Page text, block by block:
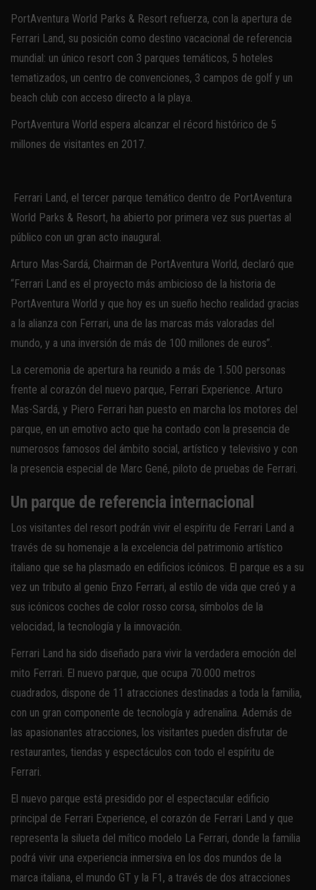
PortAventura World Parks & Resort refuerza, con la apertura de
Ferrari Land, su posición como destino vacacional de referencia
mundial: un único resort con 3 parques temáticos, 5 hoteles
tematizados, un centro de convenciones, 3 campos de golf y un
beach club con acceso directo a la playa.
PortAventura World espera alcanzar el récord histórico de 5
millones de visitantes en 2017.
Ferrari Land, el tercer parque temático dentro de PortAventura
World Parks & Resort, ha abierto por primera vez sus puertas al
público con un gran acto inaugural.
Arturo Mas-Sardá, Chairman de PortAventura World, declaró que
“Ferrari Land es el proyecto más ambicioso de la historia de
PortAventura World y que hoy es un sueño hecho realidad gracias
a la alianza con Ferrari, una de las marcas más valoradas del
mundo, y a una inversión de más de 100 millones de euros”.
La ceremonia de apertura ha reunido a más de 1.500 personas
frente al corazón del nuevo parque, Ferrari Experience. Arturo
Mas-Sardá, y Piero Ferrari han puesto en marcha los motores del
parque, en un emotivo acto que ha contado con la presencia de
numerosos famosos del ámbito social, artístico y televisivo y con
la presencia especial de Marc Gené, piloto de pruebas de Ferrari.
Un parque de referencia internacional
Los visitantes del resort podrán vivir el espíritu de Ferrari Land a
través de su homenaje a la excelencia del patrimonio artístico
italiano que se ha plasmado en edificios icónicos. El parque es a su
vez un tributo al genio Enzo Ferrari, al estilo de vida que creó y a
sus icónicos coches de color rosso corsa, símbolos de la
velocidad, la tecnología y la innovación.
Ferrari Land ha sido diseñado para vivir la verdadera emoción del
mito Ferrari. El nuevo parque, que ocupa 70.000 metros
cuadrados, dispone de 11 atracciones destinadas a toda la familia,
con un gran componente de tecnología y adrenalina. Además de
las apasionantes atracciones, los visitantes pueden disfrutar de
restaurantes, tiendas y espectáculos con todo el espíritu de
Ferrari.
El nuevo parque está presidido por el espectacular edificio
principal de Ferrari Experience, el corazón de Ferrari Land y que
representa la silueta del mítico modelo La Ferrari, donde la familia
podrá vivir una experiencia inmersiva en los dos mundos de la
marca italiana, el mundo GT y la F1, a través de dos atracciones